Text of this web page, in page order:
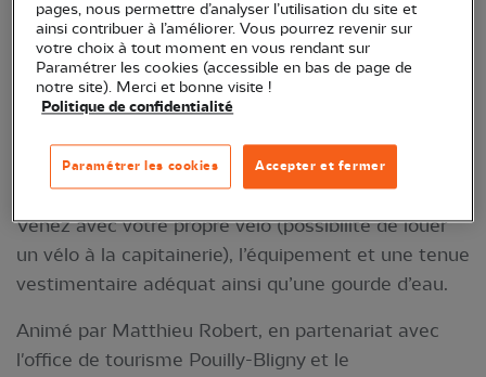
rapaces tandis que grèbes, foulques et autres
oiseaux d’eau se dévoileront au cours de leur
baignade.
RDV à 9 h à Pouilly-en-Auxois.
précisé après inscription au 06 01 39 21 91 ou via
(attention, places limitées).
Venez avec votre propre vélo (possibilité de louer
un vélo à la capitainerie), l’équipement et une tenue
vestimentaire adéquat ainsi qu’une gourde d’eau.
Animé par Matthieu Robert, en partenariat avec
l'office de tourisme Pouilly-Bligny et le
pages, nous permettre d’analyser l’utilisation du site et
ainsi contribuer à l’améliorer. Vous pourrez revenir sur
votre choix à tout moment en vous rendant sur
Paramétrer les cookies (accessible en bas de page de
notre site). Merci et bonne visite !
Politique de confidentialité
Accepter et fermer
Paramétrer les cookies